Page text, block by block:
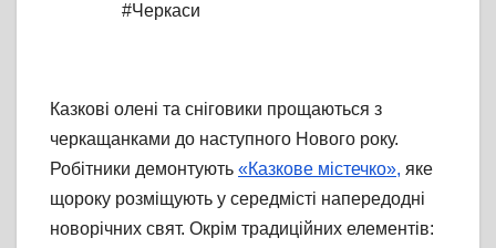
#Черкаси
Казкові олені та сніговики прощаються з
черкащанками до наступного Нового року.
Робітники демонтують «Казкове містечко», яке
щороку розміщують у середмісті напередодні
новорічних свят. Окрім традиційних елементів: